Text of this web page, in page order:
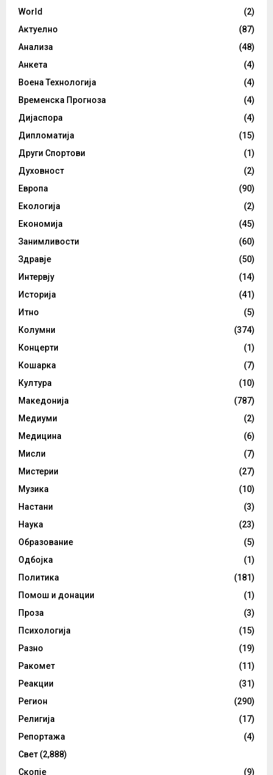
World
(2)
Актуелно
(87)
Анализа
(48)
Анкета
(4)
Воена Технологија
(4)
Временска Прогноза
(4)
Дијаспора
(4)
Дипломатија
(15)
Други Спортови
(1)
Духовност
(2)
Европа
(90)
Екологија
(2)
Економија
(45)
Занимливости
(60)
Здравје
(50)
Интервју
(14)
Историја
(41)
Итно
(5)
Колумни
(374)
Концерти
(1)
Кошарка
(7)
Култура
(10)
Македонија
(787)
Медиуми
(2)
Медицина
(6)
Мисли
(7)
Мистерии
(27)
Музика
(10)
Настани
(3)
Наука
(23)
Образование
(5)
Одбојка
(1)
Политика
(181)
Помош и донации
(1)
Проза
(3)
Психологија
(15)
Разно
(19)
Ракомет
(11)
Реакции
(31)
Регион
(290)
Религија
(17)
Репортажа
(4)
Свет (2,888)
Скопје
(9)